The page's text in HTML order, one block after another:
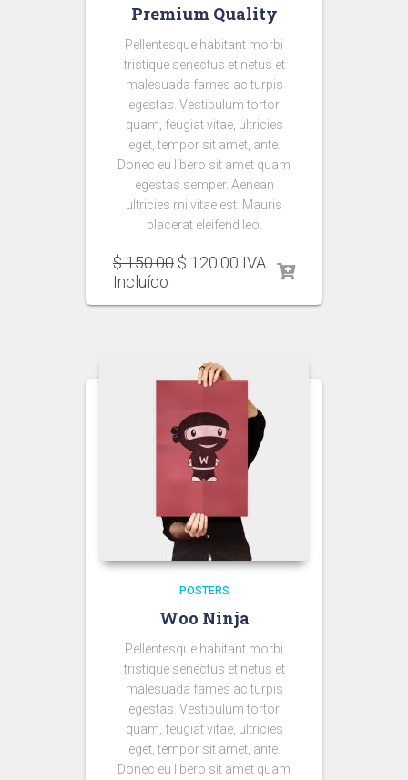
Premium Quality
Pellentesque habitant morbi
tristique senectus et netus et
malesuada fames ac turpis
egestas. Vestibulum tortor
quam, feugiat vitae, ultricies
eget, tempor sit amet, ante.
Donec eu libero sit amet quam
egestas semper. Aenean
ultricies mi vitae est. Mauris
placerat eleifend leo.
$150.00 $ 120.00 IVA
Incluído
POSTERS
Woo Ninja
Pellentesque habitant morbi
tristique senectus et netus et
malesuada fames ac turpis
egestas. Vestibulum tortor
quam, feugiat vitae, ultricies
eget, tempor sit amet, ante.
Donec eu libero sit amet quam